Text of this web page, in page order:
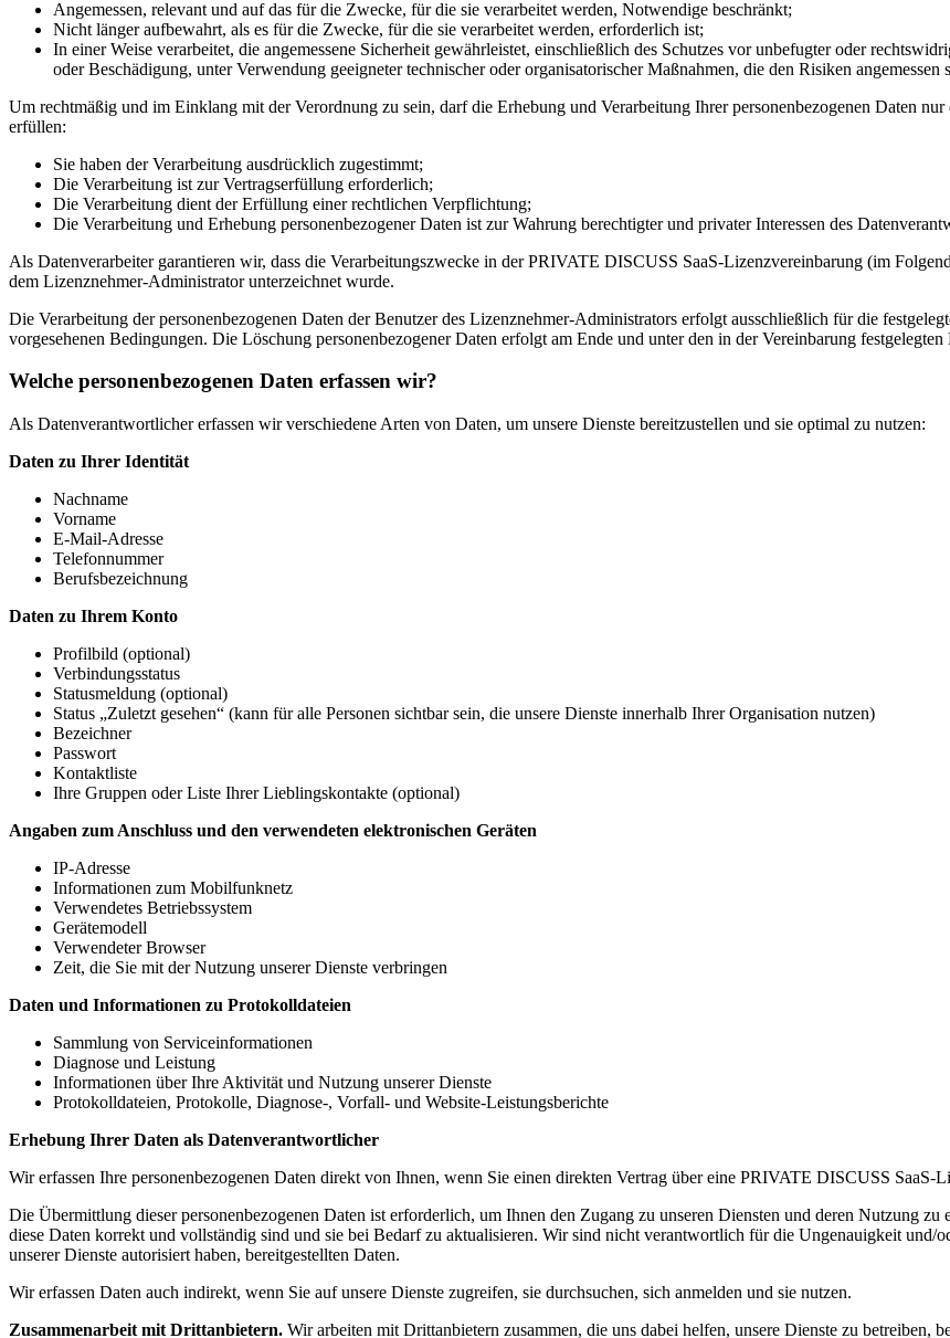
Angemessen, relevant und auf das für die Zwecke, für die sie verarbeitet werden, Notwendige beschränkt;
Nicht länger aufbewahrt, als es für die Zwecke, für die sie verarbeitet werden, erforderlich ist;
In einer Weise verarbeitet, die angemessene Sicherheit gewährleistet, einschließlich des Schutzes vor unbefugter oder
oder Beschädigung, unter Verwendung geeigneter technischer oder organisatorischer Maßnahmen, die den Risiken angemessen
Um rechtmäßig und im Einklang mit der Verordnung zu sein, darf die Erhebung und Verarbeitung Ihrer personenbezogenen Daten
erfüllen:
Sie haben der Verarbeitung ausdrücklich zugestimmt;
Die Verarbeitung ist zur Vertragserfüllung erforderlich;
Die Verarbeitung dient der Erfüllung einer rechtlichen Verpflichtung;
Die Verarbeitung und Erhebung personenbezogener Daten ist zur Wahrung berechtigter und privater Interessen des
Als Datenverarbeiter garantieren wir, dass die Verarbeitungszwecke in der PRIVATE DISCUSS SaaS-Lizenzvereinbarung (im
dem Lizenznehmer-Administrator unterzeichnet wurde.
Die Verarbeitung der personenbezogenen Daten der Benutzer des Lizenznehmer-Administrators erfolgt ausschließlich für die
vorgesehenen Bedingungen. Die Löschung personenbezogener Daten erfolgt am Ende und unter den in der Vereinbarung
Welche personenbezogenen Daten erfassen wir?
Als Datenverantwortlicher erfassen wir verschiedene Arten von Daten, um unsere Dienste bereitzustellen und sie optimal zu nutzen:
Daten zu Ihrer Identität
Nachname
Vorname
E-Mail-Adresse
Telefonnummer
Berufsbezeichnung
Daten zu Ihrem Konto
Profilbild (optional)
Verbindungsstatus
Statusmeldung (optional)
Status „Zuletzt gesehen“ (kann für alle Personen sichtbar sein, die unsere Dienste innerhalb Ihrer Organisation nutzen)
Bezeichner
Passwort
Kontaktliste
Ihre Gruppen oder Liste Ihrer Lieblingskontakte (optional)
Angaben zum Anschluss und den verwendeten elektronischen Geräten
IP-Adresse
Informationen zum Mobilfunknetz
Verwendetes Betriebssystem
Gerätemodell
Verwendeter Browser
Zeit, die Sie mit der Nutzung unserer Dienste verbringen
Daten und Informationen zu Protokolldateien
Sammlung von Serviceinformationen
Diagnose und Leistung
Informationen über Ihre Aktivität und Nutzung unserer Dienste
Protokolldateien, Protokolle, Diagnose-, Vorfall- und Website-Leistungsberichte
Erhebung Ihrer Daten als Datenverantwortlicher
Wir erfassen Ihre personenbezogenen Daten direkt von Ihnen, wenn Sie einen direkten Vertrag über eine PRIVATE DISCUSS SaaS-
Die Übermittlung dieser personenbezogenen Daten ist erforderlich, um Ihnen den Zugang zu unseren Diensten und deren Nutzung
diese Daten korrekt und vollständig sind und sie bei Bedarf zu aktualisieren. Wir sind nicht verantwortlich für die Ungenauigkeit und/
unserer Dienste autorisiert haben, bereitgestellten Daten.
Wir erfassen Daten auch indirekt, wenn Sie auf unsere Dienste zugreifen, sie durchsuchen, sich anmelden und sie nutzen.
Zusammenarbeit mit Drittanbietern. Wir arbeiten mit Drittanbietern zusammen, die uns dabei helfen, unsere Dienste zu betreiben,